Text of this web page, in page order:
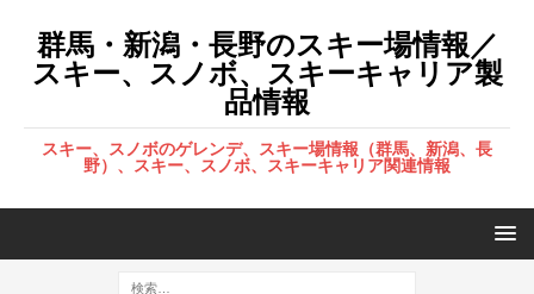
群馬・新潟・長野のスキー場情報／
スキー、スノボ、スキーキャリア製
品情報
スキー、スノボのゲレンデ、スキー場情報（群馬、新潟、長
野）、スキー、スノボ、スキーキャリア関連情報